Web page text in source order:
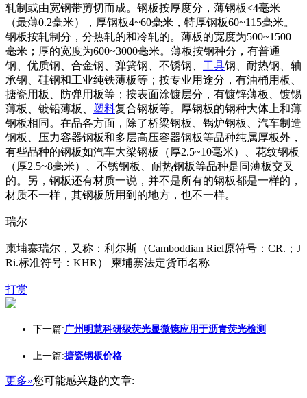
轧制或由宽钢带剪切而成。钢板按厚度分，薄钢板<4毫米
（最薄0.2毫米），厚钢板4~60毫米，特厚钢板60~115毫米。
钢板按轧制分，分热轧的和冷轧的。薄板的宽度为500~1500
毫米；厚的宽度为600~3000毫米。薄板按钢种分，有普通
钢、优质钢、合金钢、弹簧钢、不锈钢、 工具钢、耐热钢、轴
承钢、硅钢和工业纯铁薄板等；按专业用途分，有油桶用板、
搪瓷用板、防弹用板等；按表面涂镀层分，有镀锌薄板、镀锡
薄板、镀铅薄板、 塑料复合钢板等。厚钢板的钢种大体上和薄
钢板相同。在品各方面，除了桥梁钢板、锅炉钢板、汽车制造
钢板、压力容器钢板和多层高压容器钢板等品种纯属厚板外，
有些品种的钢板如汽车大梁钢板（厚2.5~10毫米）、花纹钢板
（厚2.5~8毫米）、不锈钢板、耐热钢板等品种是同薄板交叉
的。另，钢板还有材质一说，并不是所有的钢板都是一样的，
材质不一样，其钢板所用到的地方，也不一样。
瑞尔
柬埔寨瑞尔，又称：利尔斯（Camboddian Riel原符号：CR.；J
Ri.标准符号：KHR） 柬埔寨法定货币名称
打赏
下一篇:广州明慧科研级荧光显微镜应用于沥青荧光检测
上一篇:搪瓷钢板价格
更多»您可能感兴趣的文章: